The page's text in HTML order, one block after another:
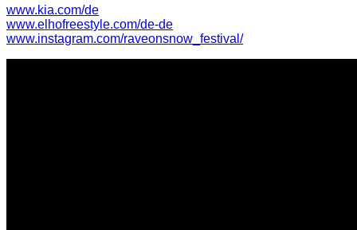
www.kia.com/de
www.elhofreestyle.com/de-de
www.instagram.com/raveonsnow_festival/